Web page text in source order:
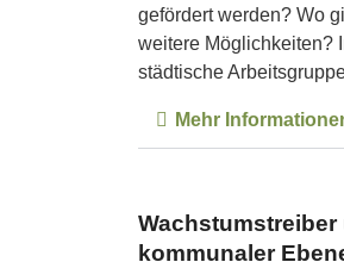
gefördert werden? Wo
weitere Möglichkeiten?
städtische
Mehr
kommunaler